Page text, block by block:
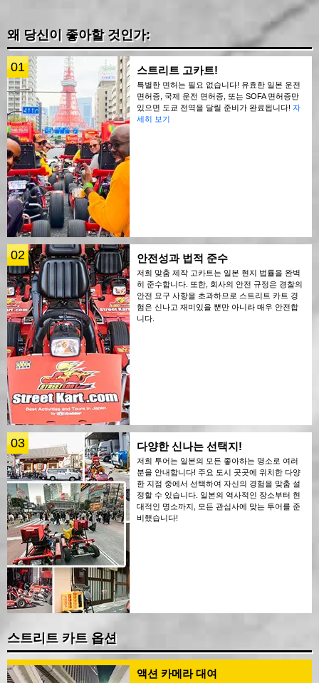
왜 당신이 좋아할 것인가:
01 스트리트 고카트!
특별한 면허는 필요 없습니다! 유효한 일본 운전
면허증, 국제 운전 면허증, 또는 SOFA 면허증만
있으면 도쿄 전역을 달릴 준비가 완료됩니다! 자
세히 보기
02 안전성과 법적 준수
저희 맞춤 제작 고카트는 일본 현지 법률을 완벽
히 준수합니다. 또한, 회사의 안전 규정은 경찰의
안전 요구 사항을 초과하므로 스트리트 카트 경
험은 신나고 재미있을 뿐만 아니라 매우 안전합
니다.
03 다양한 신나는 선택지!
저희 투어는 일본의 모든 좋아하는 명소로 여러
분을 안내합니다! 주요 도시 곳곳에 위치한 다양
한 지점 중에서 선택하여 자신의 경험을 맞춤 설
정할 수 있습니다. 일본의 역사적인 장소부터 현
대적인 명소까지, 모든 관심사에 맞는 투어를 준
비했습니다!
스트리트 카트 옵션
액션 카메라 대여